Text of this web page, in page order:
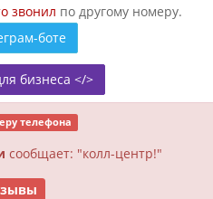
звонил по другому номеру.
боте
бизнеса </>
телефона
сообщает: "колл-центр!"